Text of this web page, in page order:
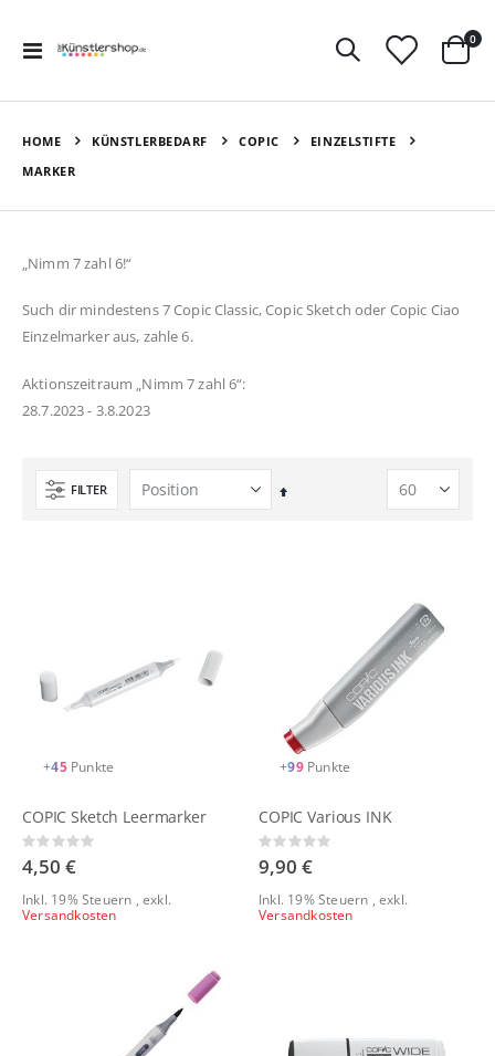
Navigation
0
HOME KÜNSTLERBEDARF COPIC
EINZELSTIFTE
MARKER
„Nimm 7 zahl 6!“
Such dir mindestens 7 Copic Classic, Copic Sketch oder Copic Ciao
Einzelmarker aus, zahle 6.
Aktionszeitraum „Nimm 7 zahl 6“:
28.7.2023 - 3.8.2023
FILTER
In
+45 Punkte
COPIC Sketch Leermarker
Rating:
0%
4,50 €
Inkl. 19% Steuern ,exkl.
Versandkosten
+99 Punkte
COPIC Various INK
Rating:
0%
9,90 €
Inkl. 19% Steuern ,exkl.
Versandkosten